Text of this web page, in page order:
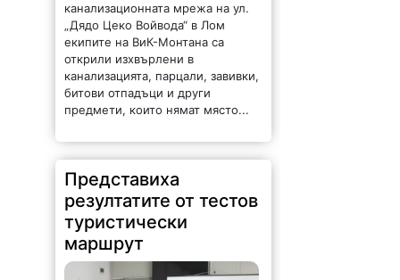
канализационната мрежа на ул.
„Дядо Цеко Войвода“ в Лом
екипите на ВиК-Монтана са
открили изхвърлени в
канализацията, парцали, завивки,
битови отпадъци и други
предмети, които нямат място...
Представиха
резултатите от тестов
туристически
маршрут